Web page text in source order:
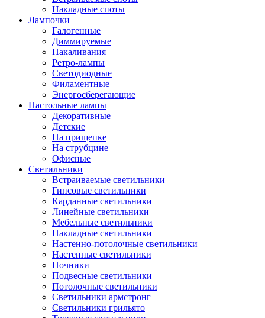
Накладные споты
Лампочки
Галогенные
Диммируемые
Накаливания
Ретро-лампы
Светодиодные
Филаментные
Энергосберегающие
Настольные лампы
Декоративные
Детские
На прищепке
На струбцине
Офисные
Светильники
Встраиваемые светильники
Гипсовые светильники
Карданные светильники
Линейные светильники
Мебельные светильники
Накладные светильники
Настенно-потолочные светильники
Настенные светильники
Ночники
Подвесные светильники
Потолочные светильники
Светильники армстронг
Светильники грильято